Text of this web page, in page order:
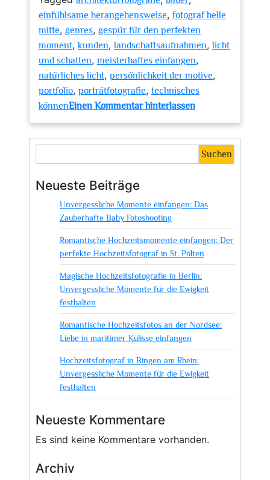
einfühlsame herangehensweise, fotograf helle
mitte, genres, gespür für den perfekten
moment,kunden,landschaftsaufnahmen,licht
und schatten, meisterhaftes einfangen,
natürliches licht, persönlichkeit der motive,
portfolio, porträtfotografie, technisches
könnenEinen Kommentar hinterlassenzu
Die
Kunst
Helle
Suchen
Neueste Beiträge
Unvergessliche Momente einfangen: Das
Zauberhafte Baby Fotoshooting
Romantische Hochzeitsmomente einfangen: Der
perfekte Hochzeitsfotograf in St. Pölten
Magische Hochzeitsfotografie in Berlin:
Unvergessliche Momente für die Ewigkeit
festhalten
Romantische Hochzeitsfotos an der Nordsee:
Liebe in maritimer Kulisse einfangen
Hochzeitsfotograf in Bingen am Rhein:
Unvergessliche Momente für die Ewigkeit
festhalten
Neueste Kommentare
Es sind keine Kommentare vorhanden.
Archiv